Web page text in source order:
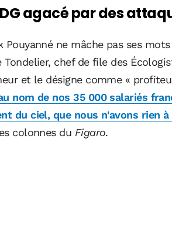
agacé par des
Pouyanné ne mâche pas ses
Tondelier, chef de file des
et le désigne comme «
nom de nos 35 000 salariés
du ciel, que nous n'avons rien
colonnes du Figaro.